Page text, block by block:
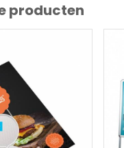
producten